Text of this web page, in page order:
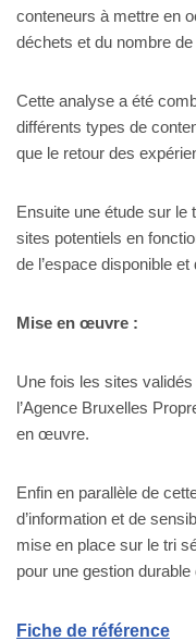
conteneurs à mettre en
déchets et du nombre
Cette analyse a été
différents types de
que le retour des
Ensuite une étude sur le
sites potentiels en
de l’espace disponible
Mise en œuvre :
Une fois les sites
l’Agence Bruxelles
en œuvre.
Enfin en parallèle de
d’information et de
mise en place sur le tri
pour une gestion
Fiche de référence